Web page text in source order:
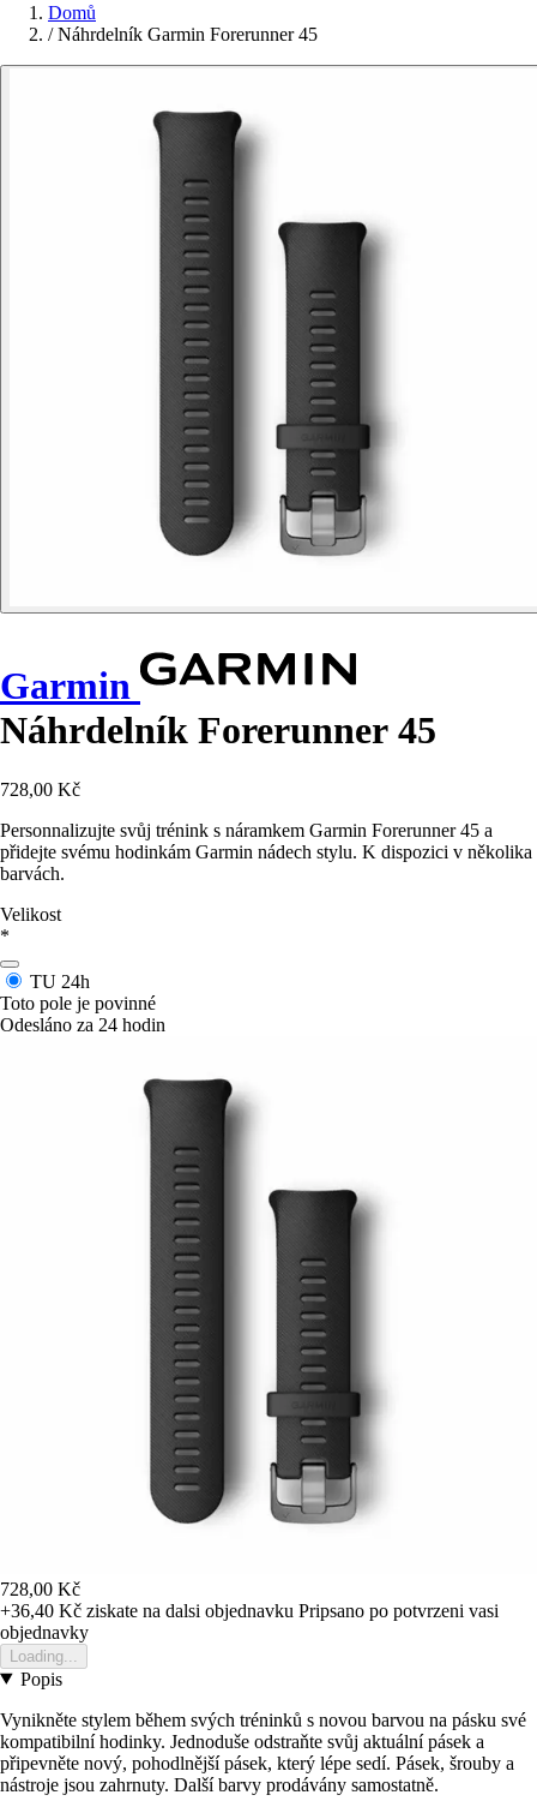
Domů
/ Náhrdelník Garmin Forerunner 45
Garmin
Náhrdelník Forerunner 45
728,00 Kč
Personnalizujte svůj trénink s náramkem Garmin Forerunner 45 a
přidejte svému hodinkám Garmin nádech stylu. K dispozici v několika
barvách.
Velikost
*
TU 24h
Toto pole je povinné
Odesláno za 24 hodin
728,00 Kč
+36,40 Kč ziskate na dalsi objednavku Pripsano po potvrzeni vasi
objednavky
Loading...
Popis
Vynikněte stylem během svých tréninků s novou barvou na pásku své
kompatibilní hodinky. Jednoduše odstraňte svůj aktuální pásek a
připevněte nový, pohodlnější pásek, který lépe sedí. Pásek, šrouby a
nástroje jsou zahrnuty. Další barvy prodávány samostatně.